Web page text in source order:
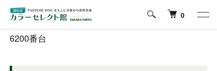
0
ホーム PANTONE Formula Guideの色から塗料を探す 6200番台
6200番台